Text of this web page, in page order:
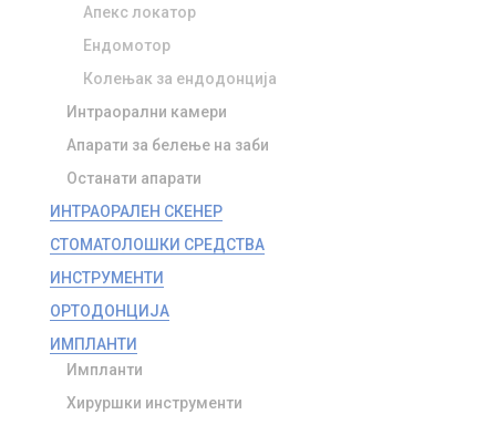
Апекс локатор
Ендомотор
Колењак за ендодонција
Интраорални камери
Апарати за белење на заби
Останати апарати
ИНТРАОРАЛЕН СКЕНЕР
СТОМАТОЛОШКИ СРЕДСТВА
ИНСТРУМЕНТИ
ОРТОДОНЦИЈА
ИМПЛАНТИ
Импланти
Хируршки инструменти